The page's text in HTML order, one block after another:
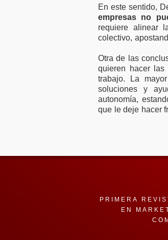
En este sentido,
empresas no
requiere alinear
colectivo,
Otra de las
quieren hacer
trabajo. La
soluciones y
autonomía,
que le deje hacer
PRIMERA
EN